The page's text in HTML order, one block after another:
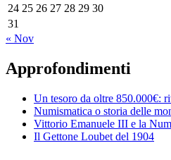
24 25 26 27 28 29 30
31
« Nov
Approfondimenti
Un tesoro da oltre 850.000€:
Numismatica o storia delle
Vittorio Emanuele III e la
Il Gettone Loubet del 1904